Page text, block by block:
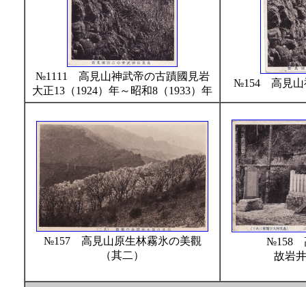
№1111 高見山神武帝の古蹟國見岩
大正13（1924）年～昭和8（1933）年
№154 高見山
№157 高見山原生林霧氷の美觀
（其二）
№158
故岩